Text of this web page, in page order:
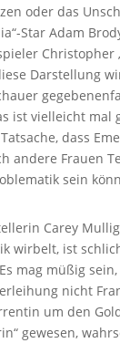
oder das
Star Adam
Christopher
Darstellung
ist vielleicht mal
dass
andere Frauen
sein
Carey
wirbelt, ist
mag müßig
nicht
um den
gewesen,